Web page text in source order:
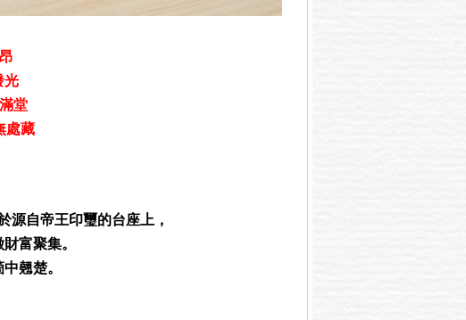
光
堂
處藏
源自帝王印璽的台座上，
富聚集。
翹楚。